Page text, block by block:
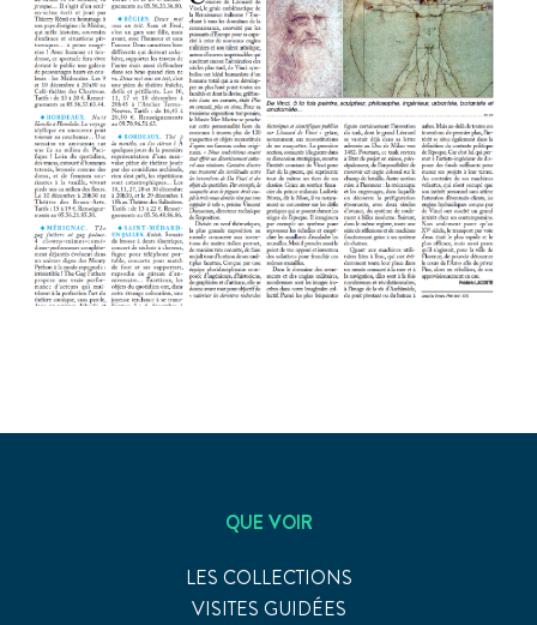
QUE VOIR
LES COLLECTIONS
VISITES GUIDÉES